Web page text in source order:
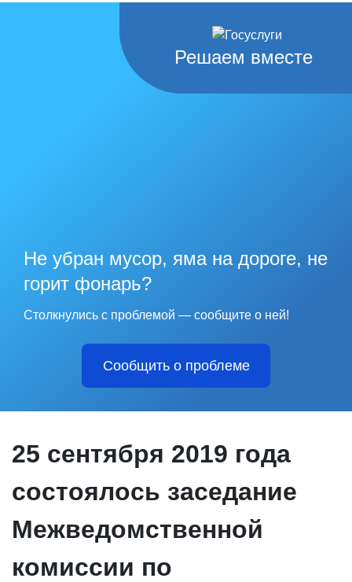
Решаем вместе
Не убран мусор, яма на дороге, не
горит фонарь?
Столкнулись с проблемой — сообщите о ней!
Сообщить о проблеме
25 сентября 2019 года
состоялось заседание
Межведомственной
комиссии по